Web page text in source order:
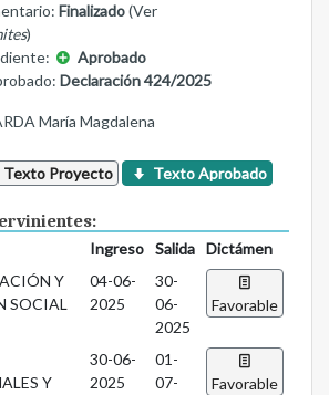
Finalizado(Ver
)
Aprobado
Declaración 424/2025
María Magdalena
Texto Proyecto Texto Aprobado
Ingreso Salida
Dictámen
Y
SOCIAL
04-06-
2025
30-
06-
2025
Favorable
Y
30-06-
2025
01-
07-
Favorable